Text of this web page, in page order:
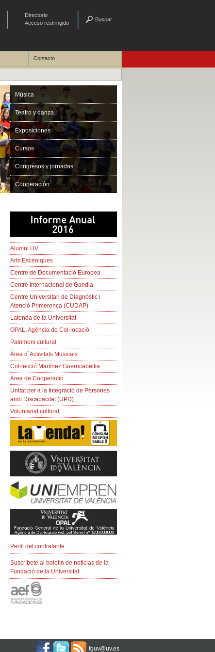
Directorio
Acceso restringido
Buscar
Contacto
Música
Teatro y danza
Exposiciones
Cursos
Congresos y jornadas
Cooperación
Alumni UV
Arts Escèniques
Centre de Documentació Europea
Centre Internacional de Gandia
Centre Universitari de Diagnòstic i
Atenció Primerenca (CUDAP)
Latenda de la Universitat
OPAL. Agència de Col·locació
Patrimoni cultural
Àrea d´Activitats Musicals
Col·lecció Martínez Guerricabeitia
Àrea de Cooperació
Unitat per a la Integració de Persones
amb Discapacitat (UPD)
Voluntariat cultural
Perfil del contratante
Suscríbete al boletín de noticias de la
Fundació de la Universitat
fguv@uv.es